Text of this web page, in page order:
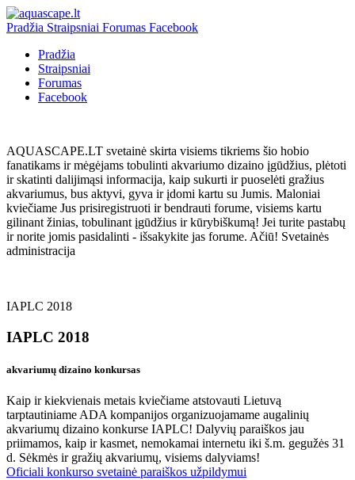
Pradžia Straipsniai Forumas Facebook
Pradžia
Straipsniai
Forumas
Facebook
AQUASCAPE.LT svetainė skirta visiems tikriems šio hobio
fanatikams ir mėgėjams tobulinti akvariumo dizaino įgūdžius, plėtoti
ir skatinti dalijimąsi informacija, kaip sukurti ir puoselėti gražius
akvariumus, bus aktyvi, gyva ir įdomi kartu su Jumis. Maloniai
kviečiame Jus prisiregistruoti ir bendrauti forume, visiems kartu
gilinant žinias, tobulinant įgūdžius ir kūrybiškumą! Jei turite pastabų
ir norite jomis pasidalinti - išsakykite jas forume. Ačiū! Svetainės
administracija
IAPLC 2018
IAPLC 2018
akvariumų dizaino konkursas
Kaip ir kiekvienais metais kviečiame atstovauti Lietuvą
tarptautiniame ADA kompanijos organizuojamame augalinių
akvariumų dizaino konkurse IAPLC! Dalyvių paraiškos jau
priimamos, kaip ir kasmet, nemokamai internetu iki š.m. gegužės 31
d. Sėkmės ir gražių akvariumų, visiems dalyviams!
Oficiali konkurso svetainė paraiškos užpildymui